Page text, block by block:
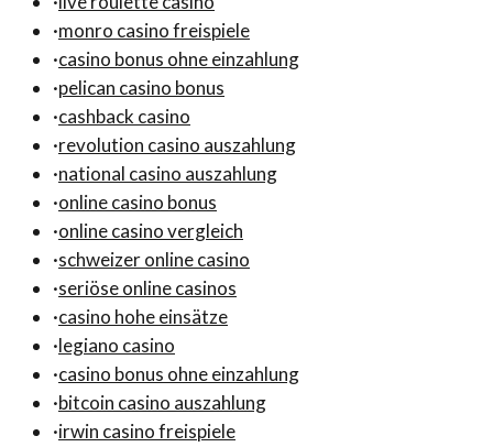
·monro casino freispiele
·casino bonus ohne einzahlung
·pelican casino bonus
·cashback casino
·revolution casino auszahlung
·national casino auszahlung
·online casino bonus
·online casino vergleich
·schweizer online casino
·seriöse online casinos
·casino hohe einsätze
·legiano casino
·casino bonus ohne einzahlung
·bitcoin casino auszahlung
·irwin casino freispiele